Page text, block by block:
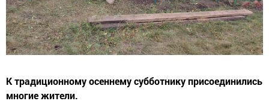
К традиционному осеннему субботнику присоединились
многие жители.